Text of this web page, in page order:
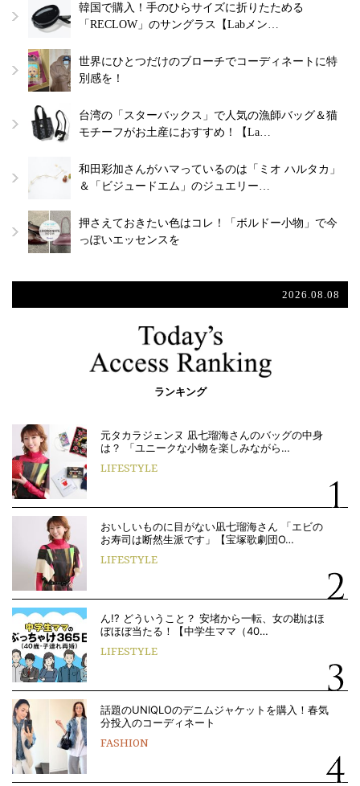
韓国で購入！手のひらサイズに折りたためる
「RECLOW」のサングラス【Labメン…
世界にひとつだけのブローチでコーディネートに特
別感を！
台湾の「スターバックス」で人気の漁師バッグ＆猫
モチーフがお土産におすすめ！【La…
和田彩加さんがハマっているのは「ミオ ハルタカ」
＆「ビジュードエム」のジュエリー…
押さえておきたい色はコレ！「ボルドー小物」で今
っぽいエッセンスを
2026.08.08
ランキング
元タカラジェンヌ 凪七瑠海さんのバッグの中身
は？ 「ユニークな小物を楽しみながら…
LIFESTYLE
おいしいものに目がない凪七瑠海さん 「エビの
お寿司は断然生派です」【宝塚歌劇団O…
LIFESTYLE
ん!? どういうこと？ 安堵から一転、女の勘はほ
ぼほぼ当たる！【中学生ママ（40…
LIFESTYLE
話題のUNIQLOのデニムジャケットを購入！春気
分投入のコーディネート
FASHION